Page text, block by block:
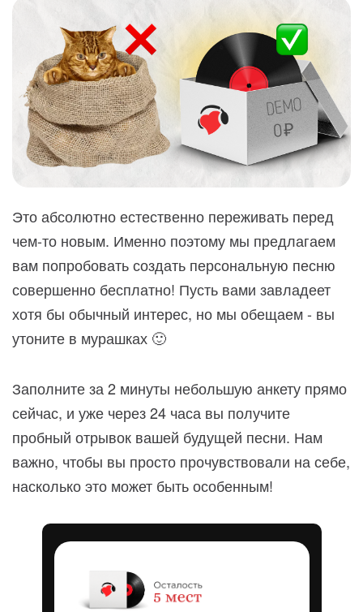
Это абсолютно естественно переживать перед
чем-то новым. Именно поэтому мы предлагаем
вам попробовать создать персональную песню
совершенно бесплатно! Пусть вами завладеет
хотя бы обычный интерес, но мы обещаем - вы
утоните в мурашках 🙂
Заполните за 2 минуты небольшую анкету прямо
сейчас, и уже через 24 часа вы получите
пробный отрывок вашей будущей песни. Нам
важно, чтобы вы просто прочувствовали на себе,
насколько это может быть особенным!